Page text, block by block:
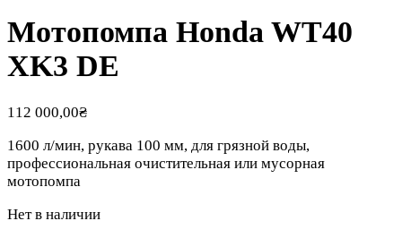
Мотопомпа Honda WT40
XK3 DE
112 000,00₴
1600 л/мин, рукава 100 мм, для грязной воды,
профессиональная очистительная или мусорная
мотопомпа
Нет в наличии